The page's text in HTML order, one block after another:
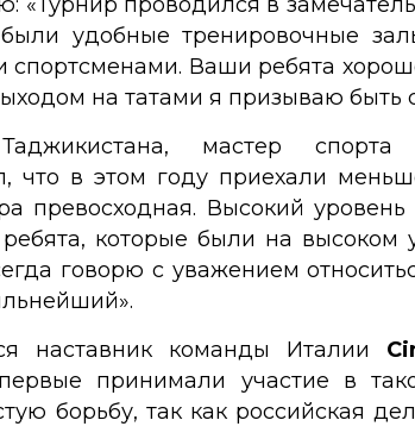
удобные тренировочные
спортсменами. Ваши ребята
на татами я призываю быть
мастер
что в этом году приехали
превосходная. Высокий
которые были на
говорю с уважением
наставник команды Италии
принимали участие в
борьбу, так как российская